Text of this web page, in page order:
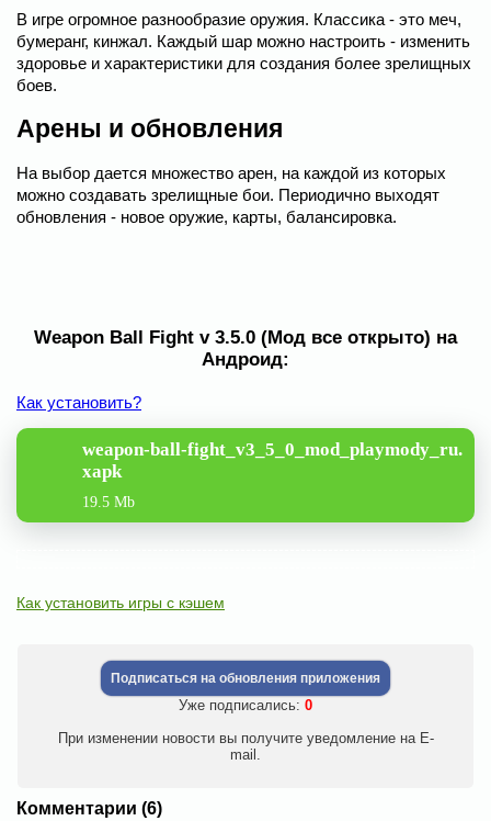
В игре огромное разнообразие оружия. Классика - это меч,
бумеранг, кинжал. Каждый шар можно настроить - изменить
здоровье и характеристики для создания более зрелищных
боев.
Арены и обновления
На выбор дается множество арен, на каждой из которых
можно создавать зрелищные бои. Периодично выходят
обновления - новое оружие, карты, балансировка.
Weapon Ball Fight v 3.5.0 (Мод все открыто) на
Андроид:
Как установить?
weapon-ball-fight_v3_5_0_mod_playmody_ru.
xapk
19.5 Mb
Как установить игры с кэшем
Подписаться на обновления приложения
Уже подписались: 0
При изменении новости вы получите уведомление на E-
mail.
Комментарии (6)